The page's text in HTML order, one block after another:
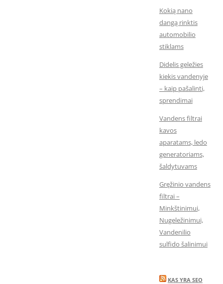
Kokią nano
dangą rinktis
automobilio
stiklams
Didelis geležies
kiekis vandenyje
– kaip pašalinti,
sprendimai
Vandens filtrai
kavos
aparatams, ledo
generatoriams,
šaldytuvams
Gręžinio vandens
filtrai –
Minkštinimui,
Nugeležinimui,
Vandenilio
sulfido šalinimui
KAS YRA SEO